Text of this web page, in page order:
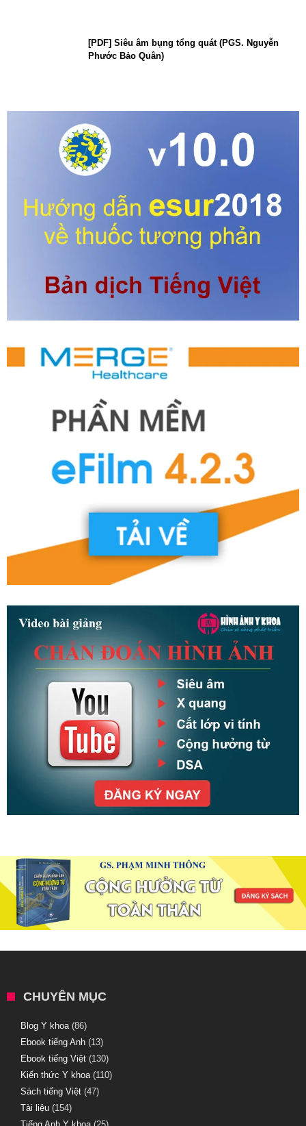
[PDF] Siêu âm bụng tổng quát (PGS. Nguyễn
Phước Bảo Quân)
CHUYÊN MỤC
Blog Y khoa(86)
Ebook tiếng Anh (13)
Ebook tiếng Việt (130)
Kiến thức Y khoa(110)
Sách tiếng Việt (47)
Tài liệu (154)